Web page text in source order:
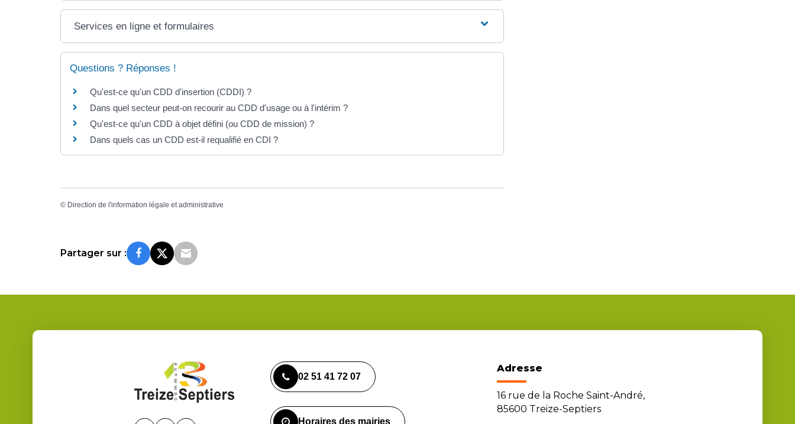
Services en ligne et formulaires
Questions ? Réponses !
Qu'est-ce qu'un CDD d'insertion (CDDI) ?
Dans quel secteur peut-on recourir au CDD d'usage ou à l'intérim ?
Qu'est-ce qu'un CDD à objet défini (ou CDD de mission) ?
Dans quels cas un CDD est-il requalifié en CDI ?
© Direction de l'information légale et administrative
Partager sur :
02 51 41 72 07
Horaires des mairies
Adresse
16 rue de la Roche Saint-André,
85600 Treize-Septiers